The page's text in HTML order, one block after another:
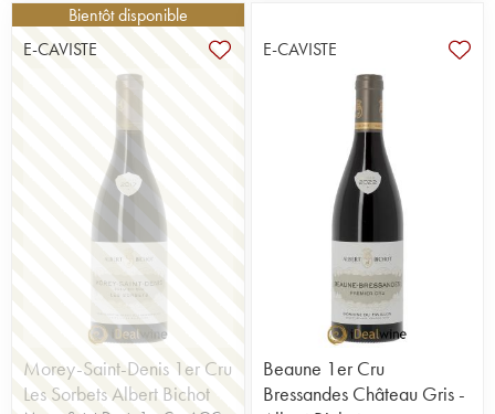
Bientôt disponible
E-CAVISTE
Morey-Saint-Denis 1er Cru
Les Sorbets Albert Bichot
E-CAVISTE
Beaune 1er Cru
Bressandes Château Gris -